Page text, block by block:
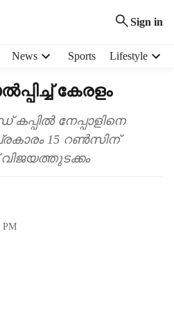
Sign in
News Sports Lifestyle
കേരളം
നേപ്പാളിനെ
15 റൺസിന്
വിജയത്തുടക്കം
PM